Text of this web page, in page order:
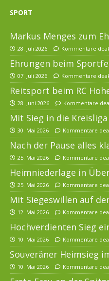
SPORT
Markus Menges zum
28. Juli 2026 Kommentare
Ehrungen beim
07. Juli 2026 Kommentare
Reitsport beim RC
28. Juni 2026 Kommentare
Mit Sieg in die
30. Mai 2026 Kommentare
Nach der Pause alles
25. Mai 2026 Kommentare
Heimniederlage in
25. Mai 2026 Kommentare
Mit Siegeswillen auf
12. Mai 2026 Kommentare
Hochverdienten Sieg
10. Mai 2026 Kommentare
Souveräner Heimsieg
10. Mai 2026 Kommentare